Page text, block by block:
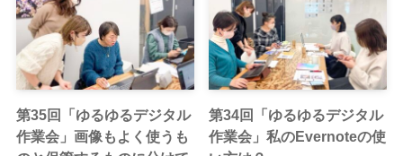
第35回「ゆるゆるデジタル
作業会」画像もよく使うも
第34回「ゆるゆるデジタル
作業会」私のEvernoteの使